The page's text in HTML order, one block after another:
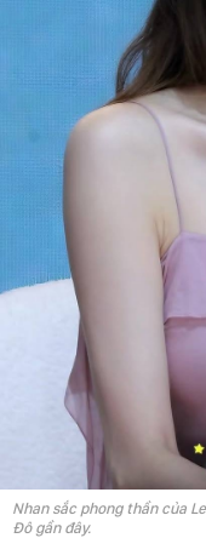
Nhan sắc phong thần của
Đô gần đây.